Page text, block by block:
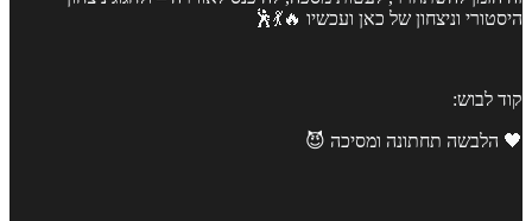
היסטורי וניצחון של כאן ועכשיו 🔥💃🕺
קוד לבוש:
🖤 הלבשה תחתונה ומסיכה 😈